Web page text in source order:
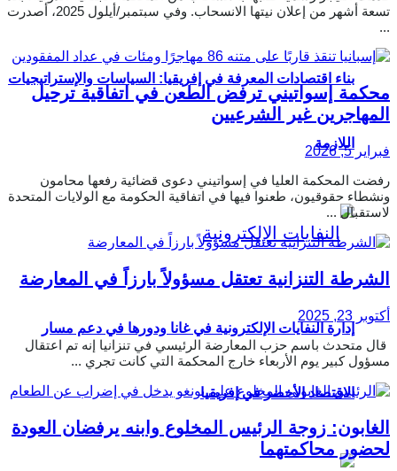
بناء اقتصادات المعرفة في إفريقيا: السياسات والإستراتيجيات
اللازمة
إدارة النفايات الإلكترونية في غانا ودورها في دعم مسار
الاقتصاد الأخضر في إفريقيا
تسعة أشهر من إعلان نيتها الانسحاب. وفي سبتمبر/أيلول 2025، أصدرت
...
محكمة إسواتيني ترفض الطعن في اتفاقية ترحيل
المهاجرين غير الشرعيين
فبراير 5, 2026
رفضت المحكمة العليا في إسواتيني دعوى قضائية رفعها محامون
ونشطاء حقوقيون، طعنوا فيها في اتفاقية الحكومة مع الولايات المتحدة
لاستقبال ...
الشرطة التنزانية تعتقل مسؤولاً بارزاً في المعارضة
أكتوبر 23, 2025
قال متحدث باسم حزب المعارضة الرئيسي في تنزانيا إنه تم اعتقال
مسؤول كبير يوم الأربعاء خارج المحكمة التي كانت تجري ...
الغابون: زوجة الرئيس المخلوع وابنه يرفضان العودة
لحضور محاكمتهما